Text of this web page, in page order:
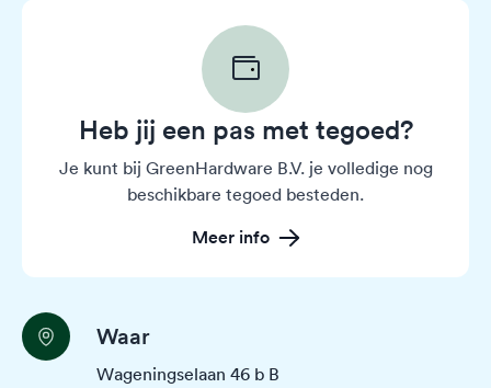
Heb jij een pas met tegoed?
Je kunt bij GreenHardware B.V. je volledige nog
beschikbare tegoed besteden.
Meer info
Waar
Wageningselaan 46 b B